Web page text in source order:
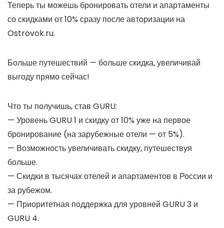
Теперь ты можешь бронировать отели и апартаменты
со скидками от 10% сразу после авторизации на
Ostrovok.ru.
Больше путешествий — больше скидка, увеличивай
выгоду прямо сейчас!
Что ты получишь, став GURU:
— Уровень GURU 1 и скидку от 10% уже на первое
бронирование (на зарубежные отели — от 5%).
— Возможность увеличивать скидку, путешествуя
больше.
— Скидки в тысячах отелей и апартаментов в России и
за рубежом.
— Приоритетная поддержка для уровней GURU 3 и
GURU 4.